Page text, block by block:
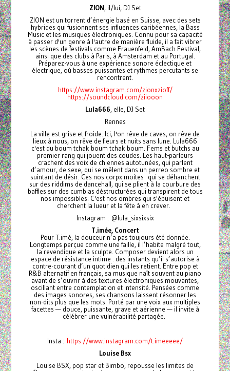
ZION, il/lui, DJ Set
ZION est un torrent d’énergie basé en Suisse, avec des sets
hybrides qui fusionnent ses influences caribéennes, la Bass
Music et les musiques électroniques. Connu pour sa capacité
à passer d'un genre à l'autre de manière fluide, il a fait vibrer
les scènes de festivals comme Frauenfeld, AmBach Festival,
ainsi que des clubs à Paris, à Amsterdam et au Portugal.
Préparez-vous à une expérience sonore éclectique et
électrique, où basses puissantes et rythmes percutants se
rencontrent.
https://www.instagram.com/zionxzioff/
https://soundcloud.com/ziiooon
Lula666, elle, DJ Set
Rennes
La ville est grise et froide. Ici, l'on rêve de caves, on rêve de
lieux à nous, on rêve de fleurs et nuits sans lune. Lula666
c'est du boum tchak boum tchak boum. Fems et butchs au
premier rang qui jouent des coudes. Les haut-parleurs
crachent des voix de chiennes autotunées, qui parlent
d’amour, de sexe, qui se mêlent dans un perreo sombre et
suintant de désir. Ces nos corpx moites qui se déhanchent
sur des riddims de dancehall, qui se plient à la courbure des
baffles sur des cumbias déstructurées qui transpirent de tous
nos impossibles. C'est nos ombres qui s'épuisent et
cherchent la lueur et la fête à en crever.
Instagram : @lula_sixsixsix
T.imée, Concert
Pour T.imé, la douceur n’a pas toujours été donnée.
Longtemps perçue comme une faille, il l’habite malgré tout,
la revendique et la sculpte. Composer devient alors un
espace de résistance intime : des instants qu’il s’autorise à
contre-courant d’un quotidien qui les retient. Entre pop et
R&B alternatif en français, sa musique naît souvent au piano
avant de s’ouvrir à des textures électroniques mouvantes,
oscillant entre contemplation et intensité. Pensées comme
des images sonores, ses chansons laissent résonner les
non-dits plus que les mots. Porté par une voix aux multiples
facettes — douce, puissante, grave et aérienne — il invite à
célébrer une vulnérabilité partagée.
Insta : https://www.instagram.com/t.imeeeee/
Louise Bsx
Louise BSX, pop star et Bimbo, repousse les limites de